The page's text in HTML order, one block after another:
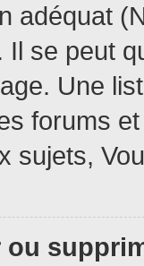
adéquat
se peut
Une
forums
sujets,